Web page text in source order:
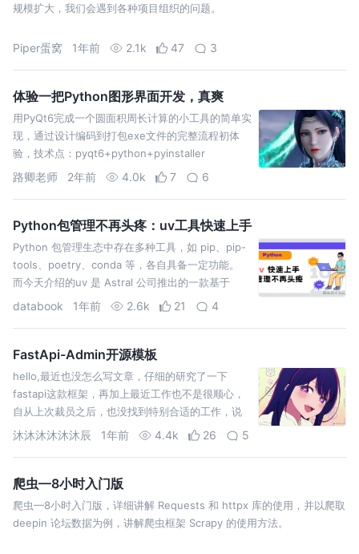
规模扩大，我们会遇到各种项目组织的问题。
Piper蛋窝 1年前 2.1k 47 3
体验一把Python图形界面开发，真爽
用PyQt6完成一个圆面积周长计算的小工具的简单实
现，通过设计编码到打包exe文件的完整流程初体
验，技术点：pyqt6+python+pyinstaller
路卿老师 2年前 4.0k 7 6
Python包管理不再头疼：uv工具快速上手
Python 包管理生态中存在多种工具，如 pip、pip-
tools、poetry、conda 等，各自具备一定功能。
而今天介绍的uv 是 Astral 公司推出的一款基于
Rust 编写的 Py
databook 1年前 2.6k 21 4
FastApi-Admin开源模板
hello,最近也没怎么写文章，仔细的研究了一下
fastapi这款框架，再加上最近工作也不是很顺心，
自从上次裁员之后，也没找到特别合适的工作，说
实话最近是真的难啊。先不闲聊了 聊一聊刚刚完工
沐沐沐沐沐沐辰 1年前 4.4k 26 5
爬虫—8小时入门版
爬虫—8小时入门版，详细讲解 Requests 和 httpx 库的使用，并以爬取
deepin 论坛数据为例，讲解爬虫框架 Scrapy 的使用方法。